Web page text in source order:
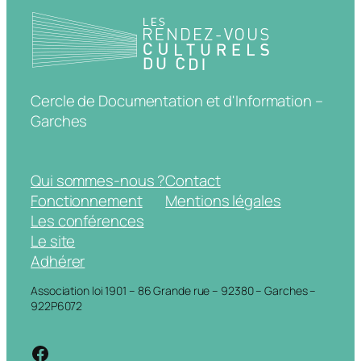
Cercle de Documentation et d'Information –
Garches
Qui sommes-nous ?
Fonctionnement
Les conférences
Le site
Adhérer
Contact
Mentions légales
Association loi 1901 – 86 Grande rue – 92380 – Garches –
922P6072
https://www.facebook.com/